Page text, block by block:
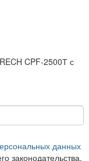
CPF-2500Т с
данных
законодательства.